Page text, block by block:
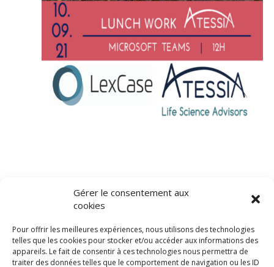
Gérer le consentement aux
cookies
Pour offrir les meilleures expériences, nous utilisons des technologies
telles que les cookies pour stocker et/ou accéder aux informations des
appareils. Le fait de consentir à ces technologies nous permettra de
traiter des données telles que le comportement de navigation ou les ID